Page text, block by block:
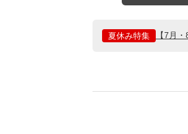
夏休み特集 【7月